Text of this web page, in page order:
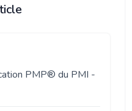
PMP® du PMI -